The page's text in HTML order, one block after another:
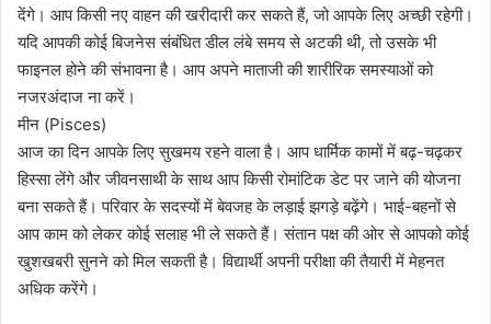
देंगे। आप किसी नए वाहन की खरीदारी कर सकते हैं, जो आपके लिए अच्छी रहेगी।
यदि आपकी कोई बिजनेस संबंधित डील लंबे समय से अटकी थी, तो उसके भी
फाइनल होने की संभावना है। आप अपने माताजी की शारीरिक समस्याओं को
नजरअंदाज ना करें।
मीन (Pisces)
आज का दिन आपके लिए सुखमय रहने वाला है। आप धार्मिक कामों में बढ़-चढ़कर
हिस्सा लेंगे और जीवनसाथी के साथ आप किसी रोमांटिक डेट पर जाने की योजना
बना सकते हैं। परिवार के सदस्यों में बेवजह के लड़ाई झगड़े बढ़ेंगे। भाई-बहनों से
आप काम को लेकर कोई सलाह भी ले सकते हैं। संतान पक्ष की ओर से आपको कोई
खुशखबरी सुनने को मिल सकती है। विद्यार्थी अपनी परीक्षा की तैयारी में मेहनत
अधिक करेंगे।